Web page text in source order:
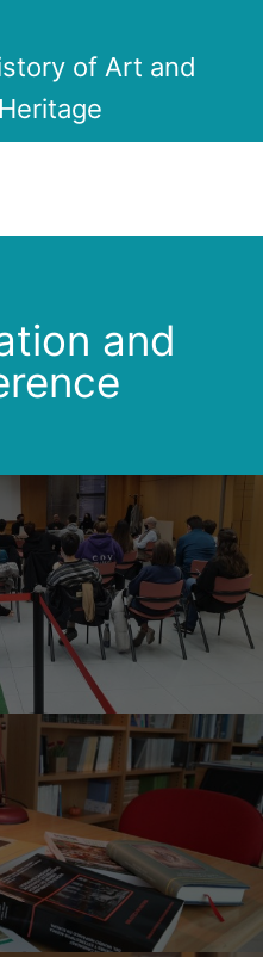
of Art and
Heritage
and